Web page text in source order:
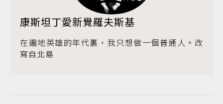
康斯坦丁愛新覺羅夫斯基
在遍地英雄的年代裏，我只想做一個普通人。改
寫自北島